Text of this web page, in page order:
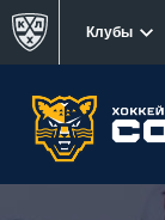
Клубы